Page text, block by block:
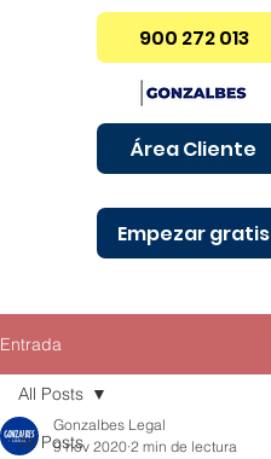
900 272 013
Área Cliente
Empezar gratis
Entrada
All Posts
All Posts
Gonzalbes Legal
9 nov 2020 2 min de lectura